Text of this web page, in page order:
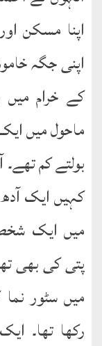
اپنا مسکن
اپنی جگہ
کے خرام
ماحول میں
بولتے کم
کہیں ایک
میں ایک
پتی کی بھی
میں سٹور
رکھا تھا۔